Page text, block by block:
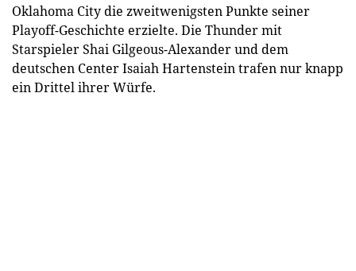
Oklahoma City die zweitwenigsten Punkte seiner
Playoff-Geschichte erzielte. Die Thunder mit
Starspieler Shai Gilgeous-Alexander und dem
deutschen Center Isaiah Hartenstein trafen nur knapp
ein Drittel ihrer Würfe.